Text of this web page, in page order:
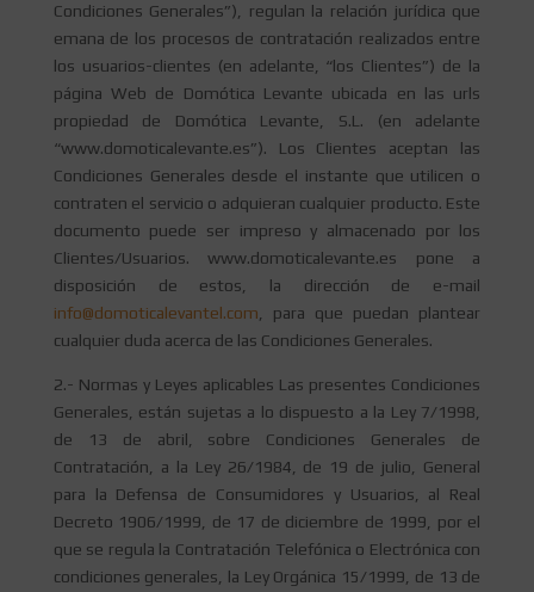
Condiciones Generales”), regulan la relación jurídica que
emana de los procesos de contratación realizados entre
los usuarios-clientes (en adelante, “los Clientes”) de la
página Web de Domótica Levante ubicada en las urls
propiedad de Domótica Levante, S.L. (en adelante
“www.domoticalevante.es”). Los Clientes aceptan las
Condiciones Generales desde el instante que utilicen o
contraten el servicio o adquieran cualquier producto. Este
documento puede ser impreso y almacenado por los
Clientes/Usuarios. www.domoticalevante.es pone a
disposición de estos, la dirección de e-mail
info@domoticalevantel.com , para que puedan plantear
cualquier duda acerca de las Condiciones Generales.
2.- Normas y Leyes aplicables Las presentes Condiciones
Generales, están sujetas a lo dispuesto a la Ley 7/1998,
de 13 de abril, sobre Condiciones Generales de
Contratación, a la Ley 26/1984, de 19 de julio, General
para la Defensa de Consumidores y Usuarios, al Real
Decreto 1906/1999, de 17 de diciembre de 1999, por el
que se regula la Contratación Telefónica o Electrónica con
condiciones generales, la Ley Orgánica 15/1999, de 13 de